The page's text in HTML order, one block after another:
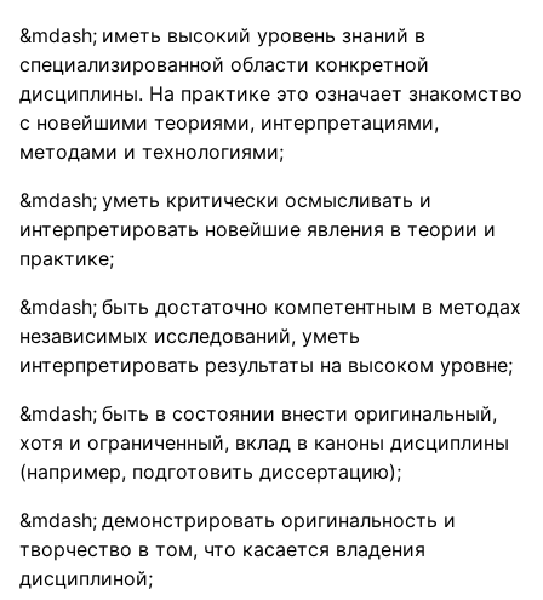
иметь высокий уровень знаний в
специализированной области конкретной
дисциплины. На практике это означает знакомство
с новейшими теориями, интерпретациями,
методами и технологиями;
уметь критически осмысливать и
интерпретировать новейшие явления в теории и
практике;
быть достаточно компетентным в методах
независимых исследований, уметь
интерпретировать результаты на высоком уровне;
быть в состоянии внести оригинальный,
хотя и ограниченный, вклад в каноны дисциплины
(например, подготовить диссертацию);
демонстрировать оригинальность и
творчество в том, что касается владения
дисциплиной;